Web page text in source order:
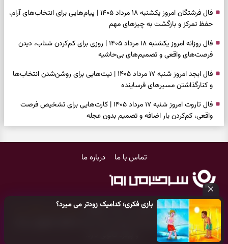
بازی فکری؛ کدامیک زودتر می میرد؟
فال فرشتگان امروز یکشنبه ۱۸ مرداد ۱۴۰۵ | پیام‌هایی برای انتخاب‌های آرام،
حفظ تمرکز و بازگشت به چیزهای مهم
فال روزانه امروز یکشنبه ۱۸ مرداد ۱۴۰۵ | روزی برای کم‌کردن شتاب، دیدن
فرصت‌های واقعی و تصمیم‌های بی‌حاشیه
فال ابجد امروز شنبه ۱۷ مرداد ۱۴۰۵ | نیت‌هایی برای روشن‌شدن انتخاب‌ها
و کنارگذاشتن مسیرهای فرساینده
فال تاروت امروز شنبه ۱۷ مرداد ۱۴۰۵ | کارت‌هایی برای تشخیص فرصت
واقعی، کم‌کردن بار اضافه و تصمیم بدون عجله
بخوانید
حفظ ارزش‌ها و سبک‌کردن ذهن
جمع‌کردن حاشیه‌ها
تماس با ما درباره ما
کلیه حقوق مادی و معنوی این سایت متعلق بهپایگاه خبری سرگرمی روز
می‌باشد و هر گونه کپی‌برداری توسط دیگر سایت‌ها